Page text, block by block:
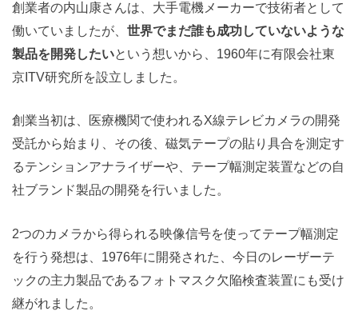
創業者の内山康さんは、大手電機メーカーで技術者として
働いていましたが、 世界でまだ誰も成功していないような
製品を開発したいという想いから、1960年に有限会社東
京ITV研究所を設立しました。
創業当初は、医療機関で使われるX線テレビカメラの開発
受託から始まり、その後、磁気テープの貼り具合を測定す
るテンションアナライザーや、テープ幅測定装置などの自
社ブランド製品の開発を行いました。
2つのカメラから得られる映像信号を使ってテープ幅測定
を行う発想は、1976年に開発された、今日のレーザーテ
ックの主力製品であるフォトマスク欠陥検査装置にも受け
継がれました。